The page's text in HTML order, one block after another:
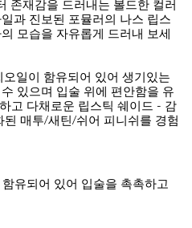
존재감을 드러내는 볼드한 컬러
과 진보된 포뮬러의 나스 립스
모습을 자유롭게 드러내 보세
일이 함유되어 있어 생기있는
있으며 입술 위에 편안함을 유
고 다채로운 립스틱 쉐이드 - 감
매투/새틴/쉬어 피니쉬를 경험
유되어 있어 입술을 촉촉하고